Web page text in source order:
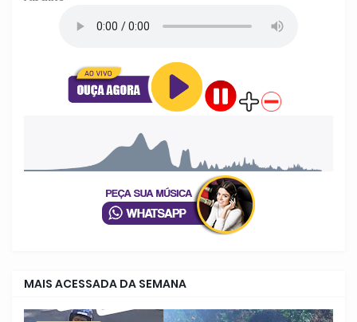
MAIS ACESSADA DA SEMANA